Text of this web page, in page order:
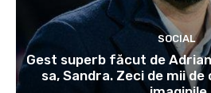
SOCIAL
Gest superb făcut de
sa, Sandra. Zeci de mii